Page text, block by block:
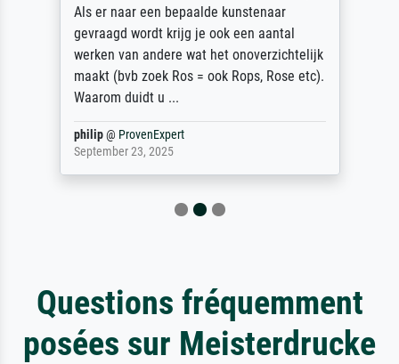
Als er naar een bepaalde kunstenaar
gevraagd wordt krijg je ook een aantal
werken van andere wat het onoverzichtelijk
maakt (bvb zoek Ros = ook Rops, Rose etc).
Waarom duidt u ...
philip@ ProvenExpert
September 23, 2025
Questions fréquemment
posées sur Meisterdrucke